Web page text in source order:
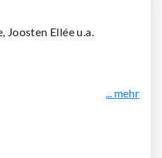
Joosten Ellée u.a.
... mehr